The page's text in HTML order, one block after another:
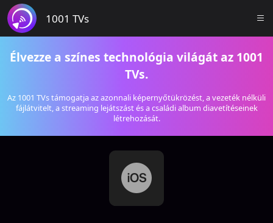
1001 TVs
Élvezze a színes technológia világát az 1001
TVs.
Az 1001 TVs támogatja az azonnali képernyőtükrözést, a vezeték nélküli
fájlátvitelt, a streaming lejátszást és a családi album diavetítéseinek
létrehozását.